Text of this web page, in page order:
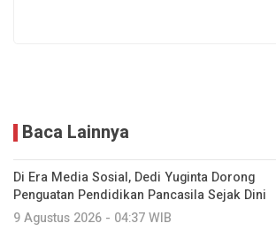
Baca Lainnya
Di Era Media Sosial, Dedi Yuginta Dorong
Penguatan Pendidikan Pancasila Sejak Dini
9 Agustus 2026 - 04:37 WIB